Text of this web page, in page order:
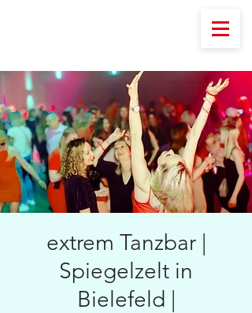
extrem Tanzbar |
Spiegelzelt in
Bielefeld |